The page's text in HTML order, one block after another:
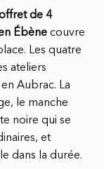
de 4
Ébène couvre
Les quatre
ateliers
Aubrac. La
le manche
noire qui se
et
dans la durée.